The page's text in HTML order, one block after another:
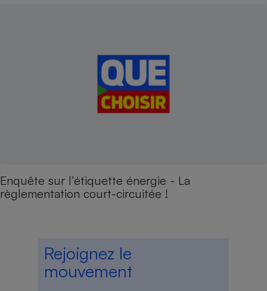
Enquête sur l’étiquette énergie - La
règlementation court-circuitée !
Rejoignez le
mouvement